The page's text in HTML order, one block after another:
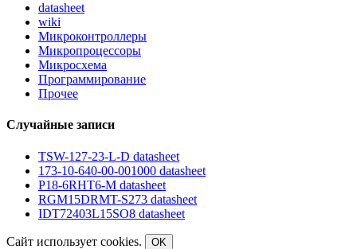
datasheet
wiki
Микроконтроллеры
Микропроцессоры
Микросхема
Программирование
Прочее
Случайные записи
TSW-127-23-L-D datasheet
173-10-640-00-001000 datasheet
P18-6RHT6-M datasheet
RGM15DRMT-S273 datasheet
IDT72403L15SO8 datasheet
Сайт использует cookies.
OK